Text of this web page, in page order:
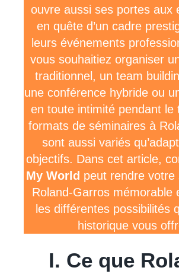
ouvre aussi ses portes aux
en quête d’un cadre
leurs événements
vous souhaitiez organiser
traditionnel, un team
une conférence hybride ou
en toute intimité pendant le
formats de séminaires à
sont aussi variés
objectifs. Dans cet article,
My World peut rendre votre
Roland-Garros mémorable
les différentes possibilités
historique vous
I. Ce que